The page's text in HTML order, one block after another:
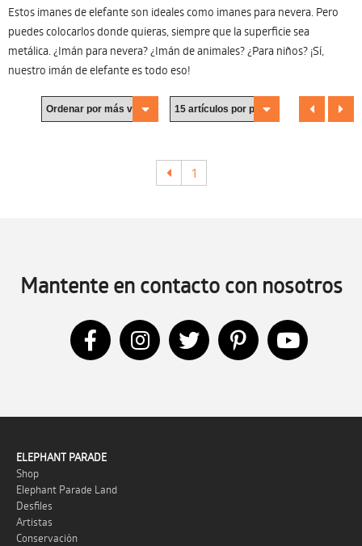
Estos imanes de elefante son ideales como imanes para nevera. Pero
puedes colocarlos donde quieras, siempre que la superficie sea
metálica. ¿Imán para nevera? ¿Imán de animales? ¿Para niños? ¡Sí,
nuestro imán de elefante es todo eso!
1
Mantente en contacto con nosotros
ELEPHANT PARADE
Shop
Elephant Parade Land
Desfiles
Artistas
Conservación